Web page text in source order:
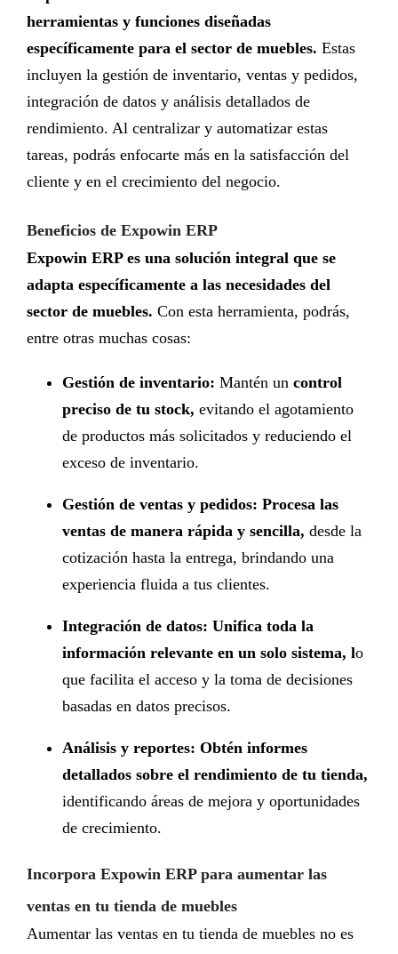
herramientas y funciones diseñadas
específicamente para el sector de muebles. Estas
incluyen la gestión de inventario, ventas y pedidos,
integración de datos y análisis detallados de
rendimiento. Al centralizar y automatizar estas
tareas, podrás enfocarte más en la satisfacción del
cliente y en el crecimiento del negocio.
Beneficios de Expowin ERP
Expowin ERP es una solución integral que se
adapta específicamente a las necesidades del
sector de muebles. Con esta herramienta, podrás,
entre otras muchas cosas:
Gestión de inventario: Mantén un control
preciso de tu stock, evitando el agotamiento
de productos más solicitados y reduciendo el
exceso de inventario.
Gestión de ventas y pedidos: Procesa las
ventas de manera rápida y sencilla, desde la
cotización hasta la entrega, brindando una
experiencia fluida a tus clientes.
Integración de datos: Unifica toda la
información relevante en un solo sistema, lo
que facilita el acceso y la toma de decisiones
basadas en datos precisos.
Análisis y reportes: Obtén informes
detallados sobre el rendimiento de tu tienda,
identificando áreas de mejora y oportunidades
de crecimiento.
Incorpora Expowin ERP para aumentar las
ventas en tu tienda de muebles
Aumentar las ventas en tu tienda de muebles no es